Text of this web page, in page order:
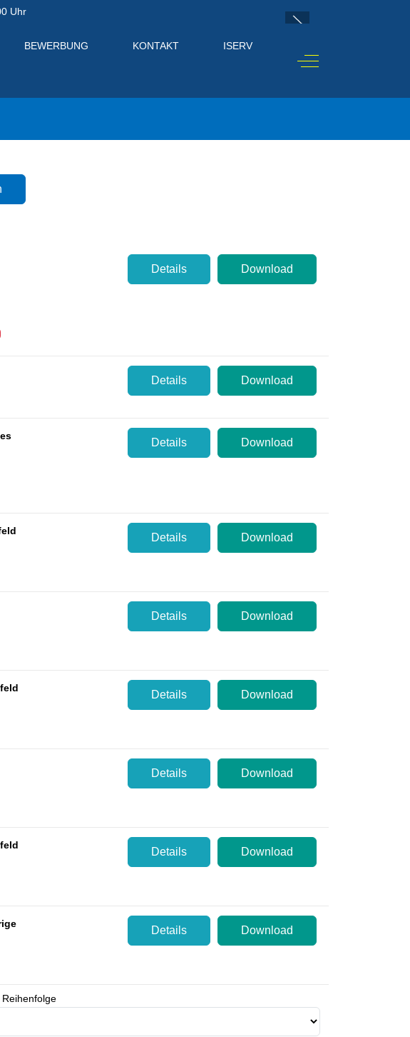
Uhr
BEWERBUNG KONTAKT ISERV
Off-Canvas Toggle
Download
Details
Download
Details
Download
Details
Download
Details
Download
Details
Download
Details
Download
Details
Download
Details
Download
Details
Reihenfolge